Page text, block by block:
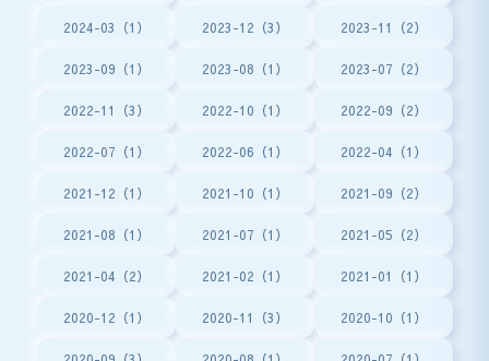
2024-03（1） 2023-12（3） 2023-11（2）
2023-09（1） 2023-08（1） 2023-07（2）
2022-11（3） 2022-10（1） 2022-09（2）
2022-07（1） 2022-06（1） 2022-04（1）
2021-12（1） 2021-10（1） 2021-09（2）
2021-08（1） 2021-07（1） 2021-05（2）
2021-04（2） 2021-02（1） 2021-01（1）
2020-12（1） 2020-11（3） 2020-10（1）